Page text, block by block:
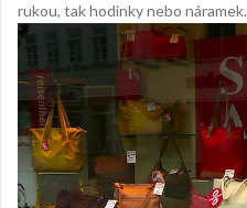
rukou, tak hodinky nebo náramek.